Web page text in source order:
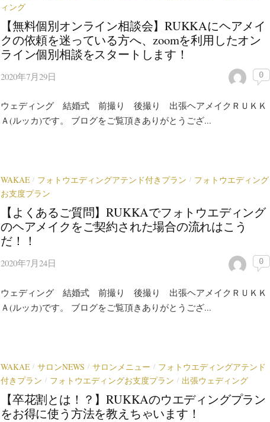
ィング
【無料個別オンライン相談会】RUKKAにヘアメイ
クの依頼を迷っている方へ、zoomを利用したオン
ライン個別相談をスタートします！
2020年7月29日 0
ウェディング 結婚式 前撮り 後撮り 出張ヘアメイクＲＵＫＫ
Ａ(ルッカ)です。 ブログをご覧頂きありがとうござ...
WAKAE / フォトウエディングアテンド付きプラン / フォトウエディング
お支度プラン
【よくあるご質問】RUKKAでフォトウエディング
のヘアメイクをご契約された場合の流れはこう
だ！！
2020年7月24日 0
ウェディング 結婚式 前撮り 後撮り 出張ヘアメイクＲＵＫＫ
Ａ(ルッカ)です。 ブログをご覧頂きありがとうござ...
WAKAE / サロンNEWS / サロンメニュー / フォトウエディングアテンド
付きプラン / フォトウエディングお支度プラン / 出張ウェディング
【卒花割とは！？】RUKKAのウエディングプラン
をお得に使う方法を教えちゃいます！